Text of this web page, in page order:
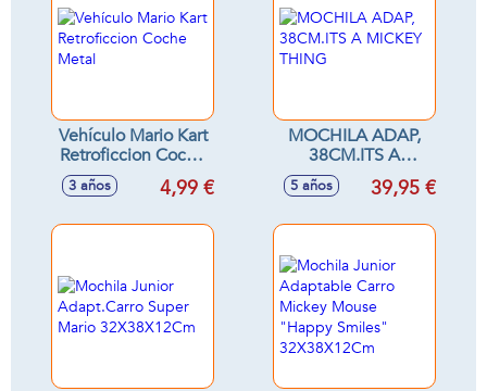
Vehículo Mario Kart
Retroficcion Coche
Metal
3 años 4,99 €
MOCHILA ADAP,
38CM.ITS A
MICKEY THING
5 años 39,95 €